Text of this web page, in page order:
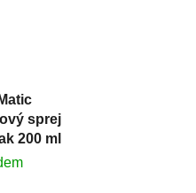
sprej
200 ml